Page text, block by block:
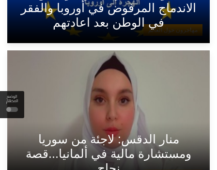
الوضع
المظلم
مهاجرون حول العالم
الاندماج المرفوض في أوروبا والفقر
في الوطن بعد اعادتهم
منار الدقس: لاجئة من سوريا
ومستشارة مالية في ألمانيا...قصة